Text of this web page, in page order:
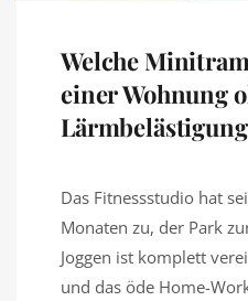
Welche
einer Wohnung
Das Fitnessstudio hat
Monaten zu, der Park
Joggen ist komplett
und das öde Home-